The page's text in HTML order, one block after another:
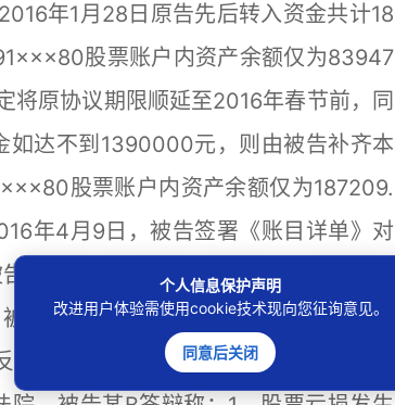
年1月28日原告先后转入资金共计18
股票账户内资产余额仅为83947
将原协议期限顺延至2016年春节前，同
如达不到1390000元，则由被告补齐本
股票账户内资产余额仅为187209.
年4月9日，被告签署《账目详单》对
签订的《股票账户合作协议》不违反法
告未履行协议约定的义务和责任是导致
协议的约定，应当承担全部的民事责
个人信息保护声明
改进用户体验需使用cookie技术现向您征询意见。
同意后关闭